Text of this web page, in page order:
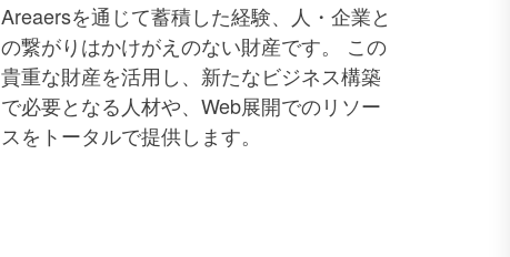
Areaersを通じて蓄積した経験、人・企業と
の繋がりはかけがえのない財産です。 この
貴重な財産を活用し、新たなビジネス構築
で必要となる人材や、Web展開でのリソー
スをトータルで提供します。